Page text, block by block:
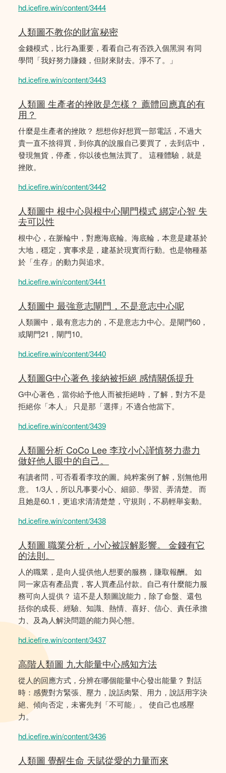
hd.icefire.win/content/3444
人類圖不教你的財富秘密
金錢模式，比行為重要，看看自己有否跌入個黑洞 有同
學問「我好努力賺錢，但財來財去。淨不了。」
hd.icefire.win/content/3443
人類圖 生產者的挫敗是怎樣？ 薦體回應真的有
用？
什麼是生產者的挫敗？ 想想你好想買一部電話，不過大
貴一直不捨得買，到你真的說服自己要買了，去到店中，
發現無貨，停產，你以後也無法買了。 這種體驗，就是
挫敗。
hd.icefire.win/content/3442
人類圖中 根中心與根中心閘門模式 綁定心智 失
去可以性
根中心，在脈輪中，對應海底輪。海底輪，本意是建基於
大地，穩定，實事求是，建基於現實而行動。也是物種基
於「生存」的動力與追求。
hd.icefire.win/content/3441
人類圖中 最強意志閘門，不是意志中心呢
人類圖中，最有意志力的，不是意志力中心。是閘門60，
或閘門21，閘門10。
hd.icefire.win/content/3440
人類圖G中心著色 接納被拒絕 感情關係提升
G中心著色，當你給予他人而被拒絕時，了解，對方不是
拒絕你「本人」 只是那「選擇」不適合他當下。
hd.icefire.win/content/3439
人類圖分析 CoCo Lee 李玟小心謹慎努力盡力
做好他人眼中的自己。
有讀者問，可否看看李玟的圖。純粹案例了解，別無他用
意。 1/3人，所以凡事要小心、細節、學習、弄清楚。 而
且她是60.1，更追求清清楚楚，守規則，不易輕舉妄動。
hd.icefire.win/content/3438
人類圖 職業分析，小心被誤解影響。 金錢有它
的法則。
人的職業，是向人提供他人想要的服務，賺取報酬。 如
同一家店有產品賣，客人買產品付款。自己有什麼能力服
務可向人提供？ 這不是人類圖說能力，除了命盤、還包
括你的成長、經驗、知識、熱情、喜好、信心、責任承擔
力、及為人解決問題的能力與心態。
hd.icefire.win/content/3437
高階人類圖 九大能量中心感知方法
從人的回應方式，分辨在哪個能量中心發出能量？ 對話
時：感覺對方緊張、壓力，說話肉緊、用力，說話用字決
絕、傾向否定，未審先判「不可能」。 使自己也感壓
力。
hd.icefire.win/content/3436
人類圖 覺醒生命 天賦從愛的力量而來